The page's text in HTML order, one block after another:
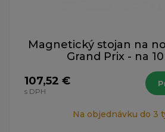
Magnetický stojan na
Grand Prix - na
107,52 €
s DPH
Na objednávku do 3